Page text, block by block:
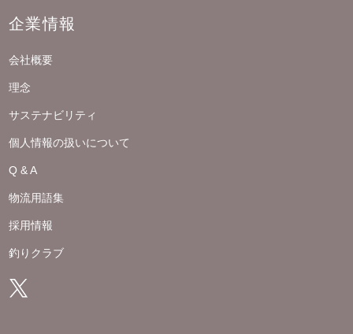
企業情報
会社概要
理念
サステナビリティ
個人情報の扱いについて
Q & A
物流用語集
採用情報
釣りクラブ